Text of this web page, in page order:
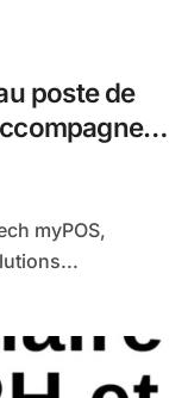
poste de